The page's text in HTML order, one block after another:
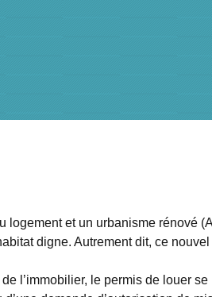
logement et un urbanisme rénové
digne. Autrement dit, ce
l’immobilier, le permis de louer